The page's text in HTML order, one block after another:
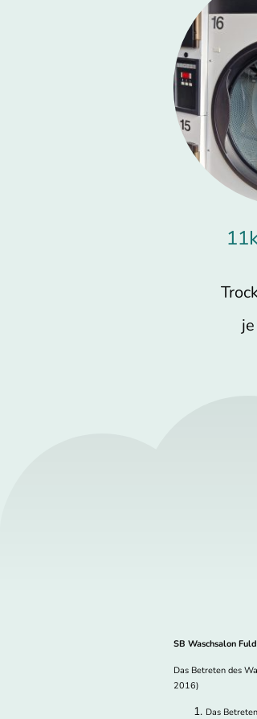
SB Waschsalon
Das Betreten des
2016)
Das